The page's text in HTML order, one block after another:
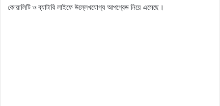
কোয়ালিটি ও ব্যাটারি লাইফে উল্লেখযোগ্য আপগ্রেড নিয়ে এসেছে।